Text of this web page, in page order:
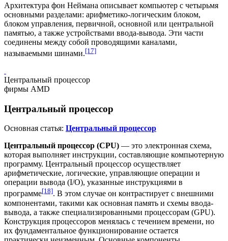
Архитектура фон Неймана описывает компьютер с четырьмя
основными разделами: арифметико-логическим блоком,
блоком управления, первичной, основной или центральной
памятью, а также устройствами ввода-вывода. Эти части
соединены между собой проводящими каналами,
называемыми шинами.[17]
Центральный процессор
фирмы AMD
Центральный процессор
Основная статья: Центральный процессор
Центральный процессор (CPU) — это электронная схема,
которая выполняет инструкции, составляющие компьютерную
программу. Центральный процессор осуществляет
арифметические, логические, управляющие операции и
операции вывода (I/O), указанные инструкциями в
программе[18]. В этом случае он контрастирует с внешними
компонентами, такими как основная память и схемы ввода-
вывода, а также специализированными процессорам (GPU).
Конструкция процессоров менялась с течением времени, но
их фундаментальное функционирование остается